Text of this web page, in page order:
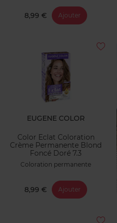
8,99 € Ajouter
EUGENE COLOR
Color Eclat Coloration
Crème Permanente Blond
Foncé Doré 7.3
Coloration permanente
8,99 € Ajouter